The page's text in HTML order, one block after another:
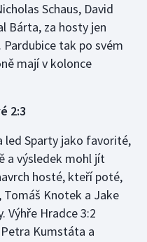
Schaus, David
Bárta, za hosty jen
tak po svém
mají v kolonce
2:3
led Sparty jako favorité,
a výsledek mohl jít
hosté, kteří poté,
Tomáš Knotek a Jake
Výhře Hradce 3:2
Kumstáta a